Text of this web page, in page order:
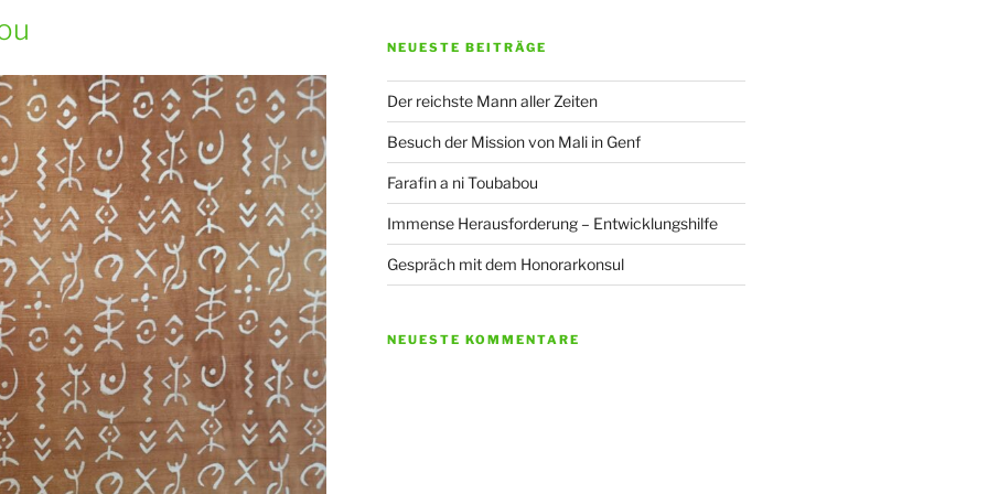
NEUESTE BEITRÄGE
Der reichste Mann aller Zeiten
Besuch der Mission von Mali in Genf
Farafin a ni Toubabou
Immense Herausforderung – Entwicklungshilfe
Gespräch mit dem Honorarkonsul
NEUESTE KOMMENTARE